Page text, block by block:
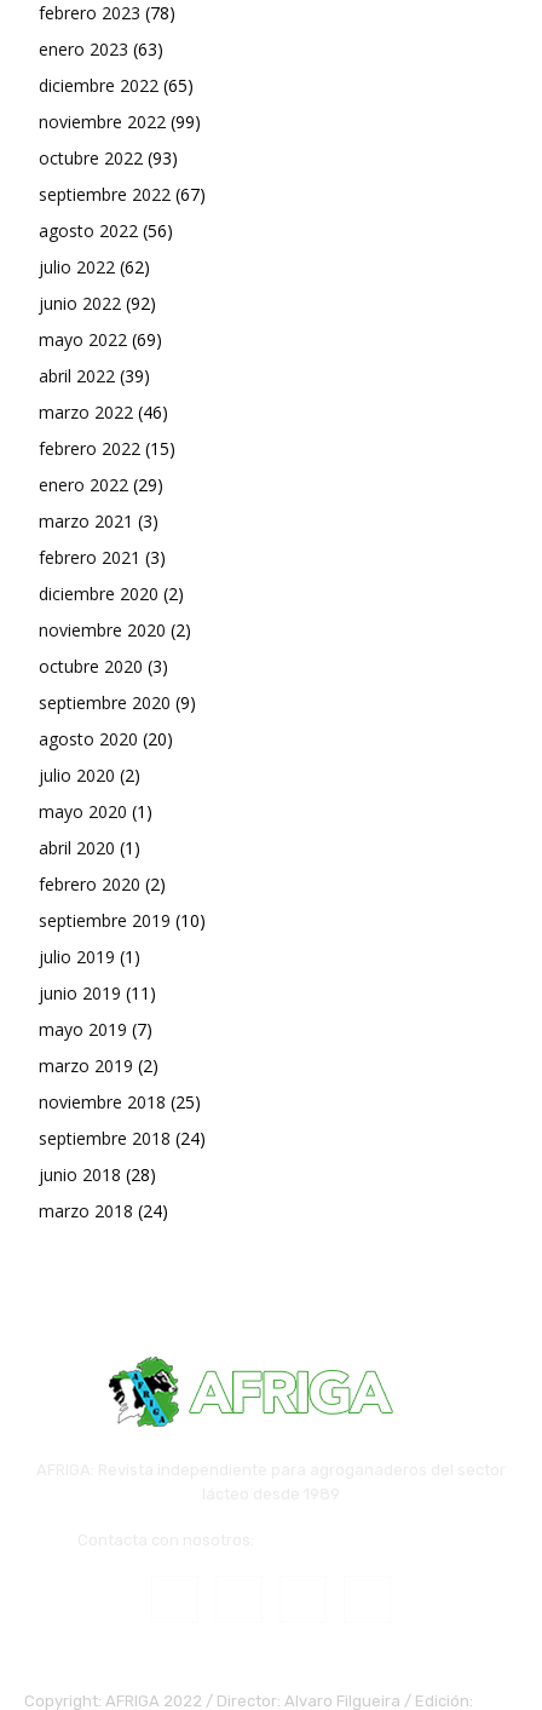
febrero 2023 (78)
enero 2023 (63)
diciembre 2022 (65)
noviembre 2022 (99)
octubre 2022 (93)
septiembre 2022 (67)
agosto 2022 (56)
julio 2022 (62)
junio 2022 (92)
mayo 2022 (69)
abril 2022 (39)
marzo 2022 (46)
febrero 2022 (15)
enero 2022 (29)
marzo 2021 (3)
febrero 2021 (3)
diciembre 2020 (2)
noviembre 2020 (2)
octubre 2020 (3)
septiembre 2020 (9)
agosto 2020 (20)
julio 2020 (2)
mayo 2020 (1)
abril 2020 (1)
febrero 2020 (2)
septiembre 2019 (10)
julio 2019 (1)
junio 2019 (11)
mayo 2019 (7)
marzo 2019 (2)
noviembre 2018 (25)
septiembre 2018 (24)
junio 2018 (28)
marzo 2018 (24)
Copyright: AFRIGA 2022 / Director: Alvaro Filgueira / Edición: